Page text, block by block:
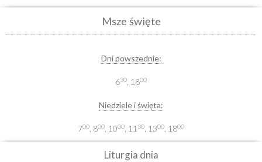
Msze święte
Dni powszednie:
630 , 1800
Niedziele i święta:
700 , 800 , 1000 , 11 30 , 1300 , 1800
Liturgia dnia